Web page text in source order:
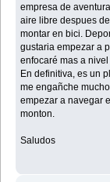
empresa de
aire libre despues
montar en bici.
gustaria empezar a
enfocaré mas a
En definitiva, es un
me engañche
empezar a navegar
monton.
Saludos